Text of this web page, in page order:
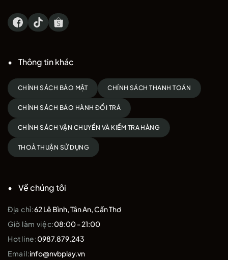
Thông tin khác
CHÍNH SÁCH BẢO MẬT CHÍNH SÁCH THANH TOÁN
CHÍNH SÁCH BẢO HÀNH ĐỔI TRẢ
CHÍNH SÁCH VẬN CHUYỂN VÀ KIỂM TRA HÀNG
THOẢ THUẬN SỬ DỤNG
Về chúng tôi
Địa chỉ:62 Lê Bình, Tân An, Cần Thơ
Giờ làm việc:08:00 - 21:00
Hotline:0987.879.243
Email:info@nvbplay.vn